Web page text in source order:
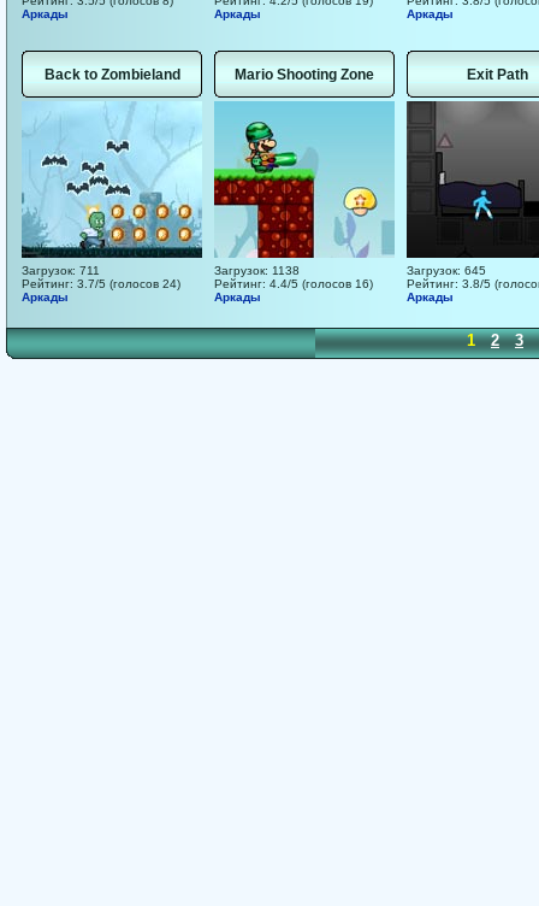
Аркады
Аркады
Аркады
Back to Zombieland
Загрузок: 711
Рейтинг: 3.7/5 (голосов 24)
Аркады
Mario Shooting Zone
Загрузок: 1138
Рейтинг: 4.4/5 (голосов 16)
Аркады
Exit Path
Загрузок: 645
Рейтинг: 3.8/5
Аркады
1 2 3